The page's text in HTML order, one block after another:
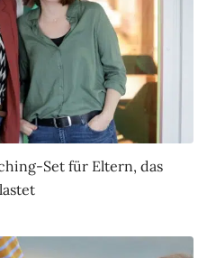
Set für Eltern, das